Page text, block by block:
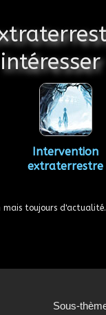
intéresser
Intervention
extraterrestre
mais toujours d'actualité.
Sous-